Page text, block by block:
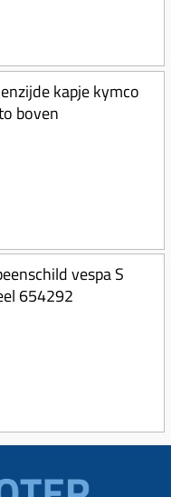
kapje kymco
boven
vespa S
654292